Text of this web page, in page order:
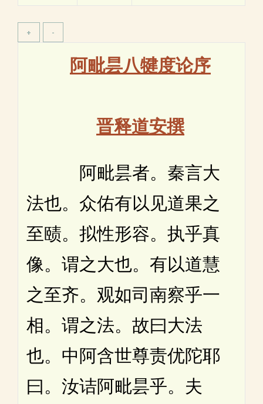
阿毗昙八犍度论序
晋释道安撰
阿毗昙者。秦言大
法也。众佑有以见道果之
至赜。拟性形容。执乎真
像。谓之大也。有以道慧
之至齐。观如司南察乎一
相。谓之法。故曰大法
也。中阿含世尊责优陀耶
曰。汝诘阿毗昙乎。夫